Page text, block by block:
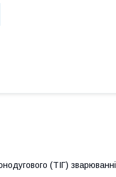
(ТІГ) зварюванні